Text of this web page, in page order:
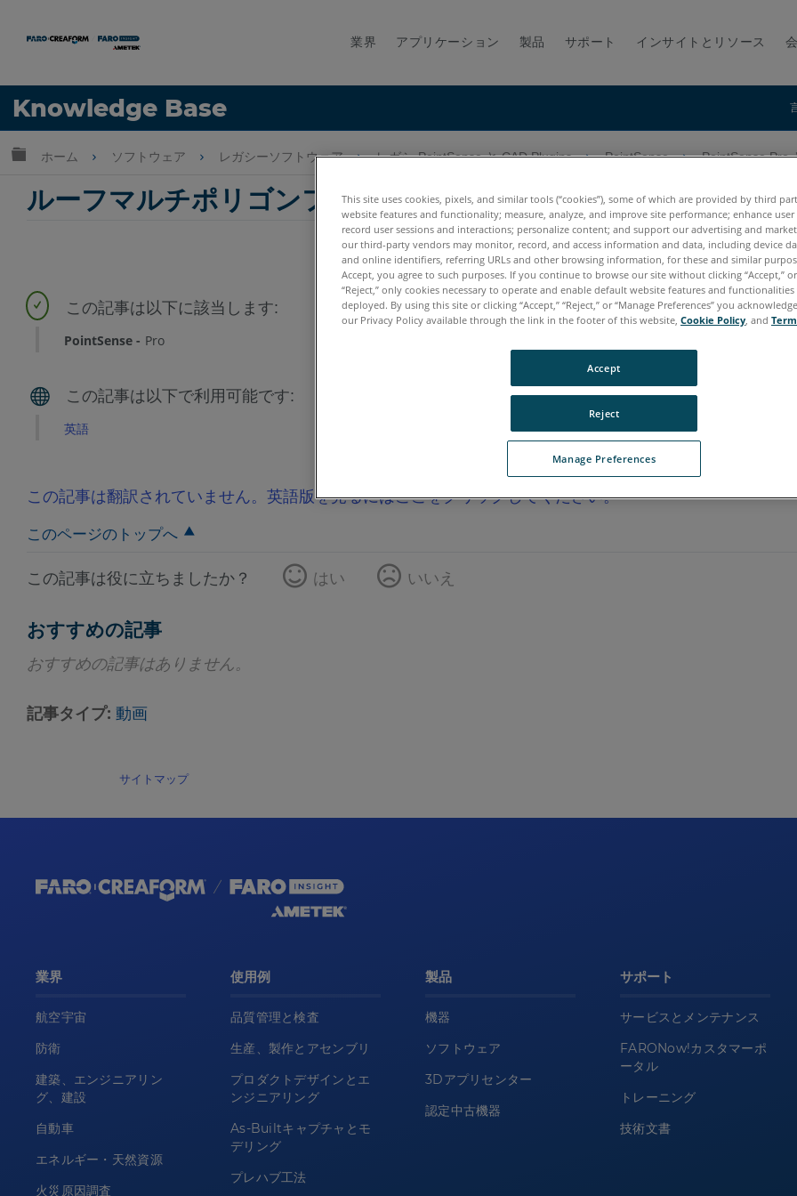
業界 アプリケーション 製品 サポート インサイトとリソース
Knowledge Base
言語
グローバル階層を展開/折りたたむ
ホーム ソフトウェア レガシーソフトウェア レガシ-PointSense と CAD Plugins PointSense PointSense Pro
ルーフマルチポリゴンフィットPointSense Pro
PointSense Pro
英語
この記事は翻訳されていません。英語版を見るにはここをクリックしてください。
このページのトップへ
この記事は役に立ちましたか？ はい いいえ
おすすめの記事
おすすめの記事はありません。
記事タイプ 動画
サイトマップ
業界
航空宇宙
防衛
建築、エンジニアリン
グ、建設
自動車
エネルギー・天然資源
火災原因調査
使用例
品質管理と検査
生産、製作とアセンブリ
プロダクトデザインとエ
ンジニアリング
As-Builtキャプチャとモ
デリング
プレハブ工法
製品
機器
ソフトウェア
3Dアプリセンター
認定中古機器
サポート
サービスとメンテナンス
FARONow!カスタマーポ
ータル
トレーニング
技術文書
This site uses cookies, pixels, and similar tools (“cookies”), some of which are provided by third
website features and functionality; measure, analyze, and improve site performance; enhance user
record user sessions and interactions; personalize content; and support our advertising and
our third-party vendors may monitor, record, and access information and data, including device
and online identifiers, referring URLs and other browsing information, for these and similar
Accept, you agree to such purposes. If you continue to browse our site without clicking “Accept,”
“Reject,” only cookies necessary to operate and enable default website features and
deployed. By using this site or clicking “Accept,” “Reject,” or “Manage Preferences” you
our Privacy Policy available through the link in the footer of this website, Cookie Policy, and
Manage Preferences
Reject
Accept